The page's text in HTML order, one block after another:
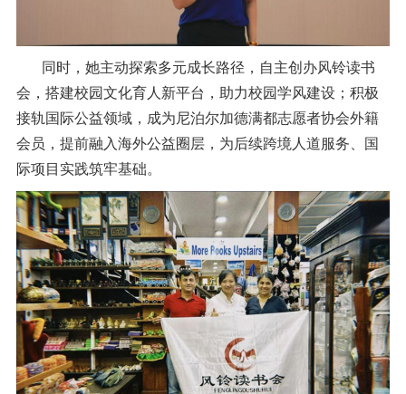
同时，她主动探索多元成长路径，自主创办风铃读书
会，搭建校园文化育人新平台，助力校园学风建设；积极
接轨国际公益领域，成为尼泊尔加德满都志愿者协会外籍
会员，提前融入海外公益圈层，为后续跨境人道服务、国
际项目实践筑牢基础。